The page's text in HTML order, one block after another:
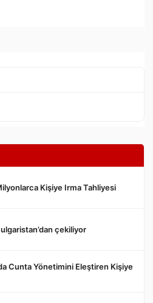
Kişiye Irma Tahliyesi
çekiliyor
Cunta Yönetimini Eleştiren Kişiye